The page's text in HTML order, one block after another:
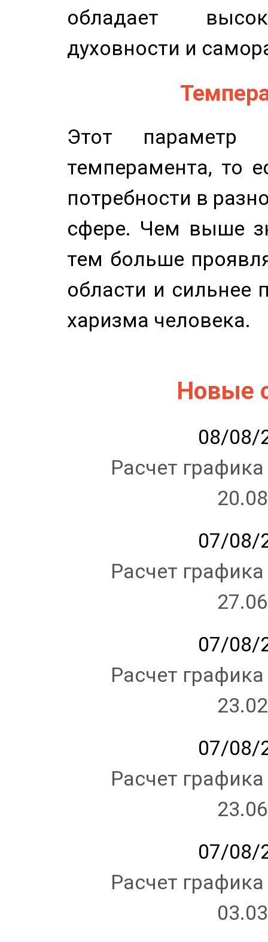
обладает
духовности и
Этот параметр
темперамента, то
потребности в
сфере. Чем выше
тем больше
области и сильнее
харизма человека.
Новые
08/08/
Расчет
07/08/
Расчет
07/08/
Расчет
07/08/
Расчет
07/08/
Расчет